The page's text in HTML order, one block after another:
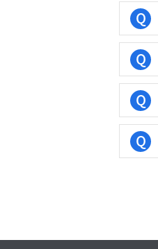
Q
Q
Q
Q